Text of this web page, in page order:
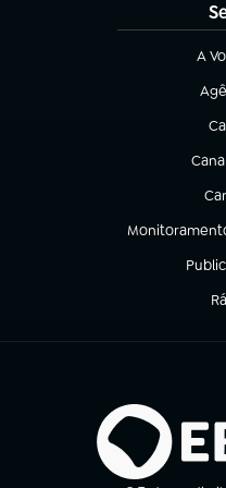
A
(abre
(abre em nova
(abre